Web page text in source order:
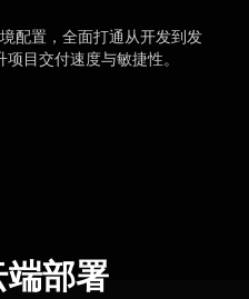
配置，全面打通从开发到发
目交付速度与敏捷性。
部署